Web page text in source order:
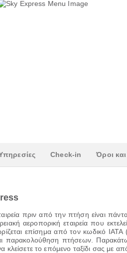
Check-in Όροι
πριν από την πτήση είναι
αεροπορική εταιρεία που
επίσημα από τον κωδικό
παρακολούθηση πτήσεων.
κλείσετε το επόμενο ταξίδι σας με